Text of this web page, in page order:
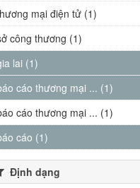
mại điện tử (1)
công thương (1)
lai (1)
cáo thương mại ... (1)
cáo thương mại ... (1)
cáo (1)
Định dạng